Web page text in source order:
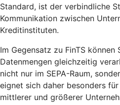
Standard, ist der verbindliche
Kommunikation zwischen
Kreditinstituten.
Im Gegensatz zu FinTS können
Datenmengen gleichzeitig
nicht nur im SEPA-Raum,
eignet sich daher besonders
mittlerer und größerer